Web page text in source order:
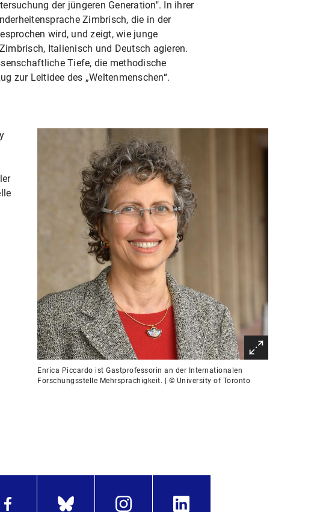
der jüngeren Generation". In ihrer
Zimbrisch, die in der
wird, und zeigt, wie junge
Italienisch und Deutsch agieren.
Tiefe, die methodische
zur Leitidee des „Weltenmenschen“.
Enrica Piccardo ist Gastprofessorin an der Internationalen
Forschungsstelle Mehrsprachigkeit. | © University of Toronto